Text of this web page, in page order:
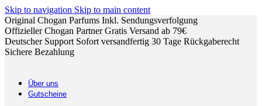
Skip to navigation Skip to main content
Original Chogan Parfums Inkl. Sendungsverfolgung
Offizieller Chogan PartnerGratis Versand ab 79€
Deutscher Support Sofort versandfertig 30 Tage Rückgaberecht
Sichere Bezahlung
Über uns
Gutscheine